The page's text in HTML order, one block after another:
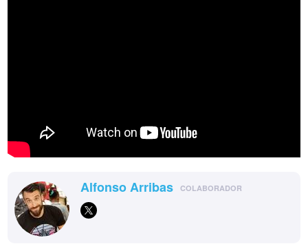
Alfonso Arribas COLABORADOR